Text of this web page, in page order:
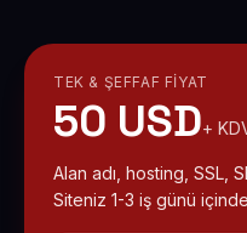
TEK & ŞEFFAF FIYAT
50 USD+
Alan adı, hosting, SSL,
Siteniz 1-3 iş günü